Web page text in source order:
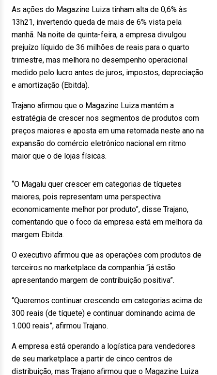
As ações do Magazine Luiza tinham alta de 0,6% às
13h21, invertendo queda de mais de 6% vista pela
manhã. Na noite de quinta-feira, a empresa divulgou
prejuízo líquido de 36 milhões de reais para o quarto
trimestre, mas melhora no desempenho operacional
medido pelo lucro antes de juros, impostos, depreciação
e amortização (Ebitda).
Trajano afirmou que o Magazine Luiza mantém a
estratégia de crescer nos segmentos de produtos com
preços maiores e aposta em uma retomada neste ano na
expansão do comércio eletrônico nacional em ritmo
maior que o de lojas físicas.
“O Magalu quer crescer em categorias de tíquetes
maiores, pois representam uma perspectiva
economicamente melhor por produto”, disse Trajano,
comentando que o foco da empresa está em melhora da
margem Ebitda.
O executivo afirmou que as operações com produtos de
terceiros no marketplace da companhia “já estão
apresentando margem de contribuição positiva”.
“Queremos continuar crescendo em categorias acima de
300 reais (de tíquete) e continuar dominando acima de
1.000 reais”, afirmou Trajano.
A empresa está operando a logística para vendedores
de seu marketplace a partir de cinco centros de
distribuição, mas Trajano afirmou que o Magazine Luiza